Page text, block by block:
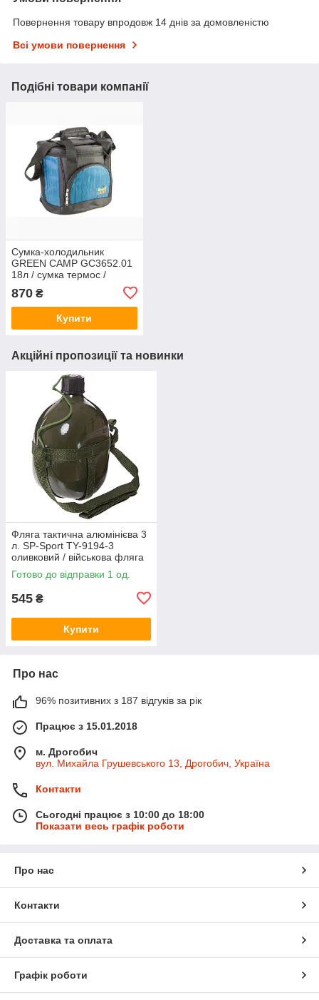
Повернення товару впродовж 14 днів за домовленістю
Всі умови повернення
Подібні товари компанії
Сумка-холодильник
GREEN CAMP GC3652.01
18л / сумка термос /
870 ₴
Купити
Акційні пропозиції та новинки
Фляга тактична алюмінієва 3
л. SP-Sport TY-9194-3
оливковий / військова фляга
армійська
Готово до відправки 1 од.
545 ₴
Купити
Про нас
96% позитивних з 187 відгуків за рік
Працює з 15.01.2018
м. Дрогобич
вул. Михайла Грушевського 13, Дрогобич, Україна
Контакти
Сьогодні працює з 10:00 до 18:00
Показати весь графік роботи
Про нас
Контакти
Доставка та оплата
Графік роботи